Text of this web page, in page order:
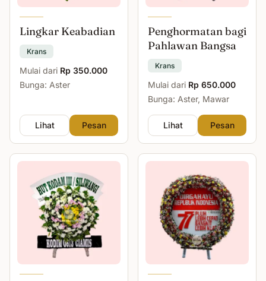
Lingkar Keabadian
Krans
Mulai dari Rp 350.000
Bunga: Aster
Lihat Pesan
Penghormatan bagi
Pahlawan Bangsa
Krans
Mulai dari Rp 650.000
Bunga: Aster, Mawar
Lihat Pesan